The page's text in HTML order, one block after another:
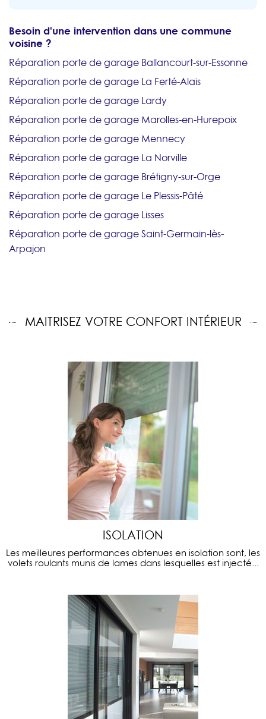
Besoin d'une intervention dans une commune
voisine ?
Réparation porte de garage Ballancourt-sur-Essonne
Réparation porte de garage La Ferté-Alais
Réparation porte de garage Lardy
Réparation porte de garage Marolles-en-Hurepoix
Réparation porte de garage Mennecy
Réparation porte de garage La Norville
Réparation porte de garage Brétigny-sur-Orge
Réparation porte de garage Le Plessis-Pâté
Réparation porte de garage Lisses
Réparation porte de garage Saint-Germain-lès-
Arpajon
MAITRISEZ VOTRE CONFORT INTÉRIEUR
ISOLATION
Les meilleures performances obtenues en isolation sont, les
volets roulants munis de lames dans lesquelles est injecté...